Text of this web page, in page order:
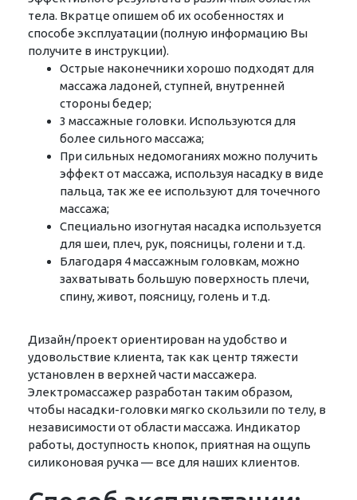
тела. Вкратце опишем об их особенностях и
способе эксплуатации (полную информацию Вы
получите в инструкции).
Острые наконечники хорошо подходят для
массажа ладоней, ступней, внутренней
стороны бедер;
3 массажные головки. Используются для
более сильного массажа;
При сильных недомоганиях можно получить
эффект от массажа, используя насадку в виде
пальца, так же ее используют для точечного
массажа;
Специально изогнутая насадка используется
для шеи, плеч, рук, поясницы, голени и т.д.
Благодаря 4 массажным головкам, можно
захватывать большую поверхность плечи,
спину, живот, поясницу, голень и т.д.
Дизайн/проект ориентирован на удобство и
удовольствие клиента, так как центр тяжести
установлен в верхней части массажера.
Электромассажер разработан таким образом,
чтобы насадки-головки мягко скользили по телу, в
независимости от области массажа. Индикатор
работы, доступность кнопок, приятная на ощупь
силиконовая ручка — все для наших клиентов.